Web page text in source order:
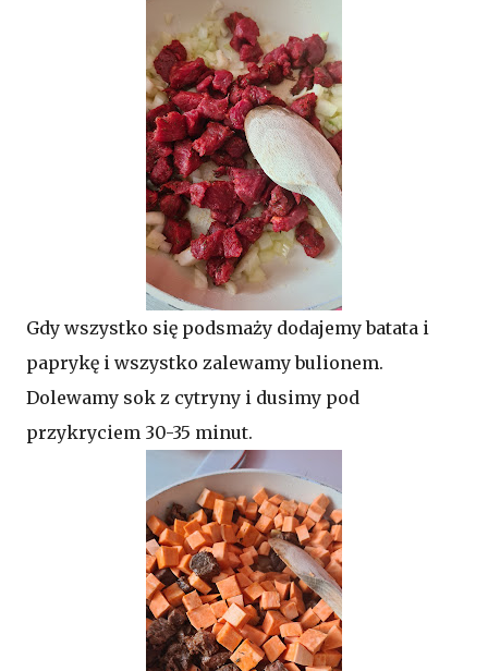
Gdy wszystko się podsmaży dodajemy batata i
paprykę i wszystko zalewamy bulionem.
Dolewamy sok z cytryny i dusimy pod
przykryciem 30-35 minut.